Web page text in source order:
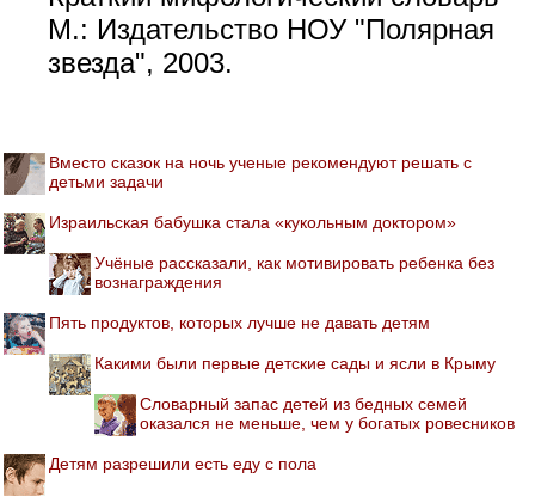
М.: Издательство НОУ "Полярная
звезда", 2003.
Вместо сказок на ночь ученые рекомендуют решать с
детьми задачи
Израильская бабушка стала «кукольным доктором»
Учёные рассказали, как мотивировать ребенка без
вознаграждения
Пять продуктов, которых лучше не давать детям
Какими были первые детские сады и ясли в Крыму
Словарный запас детей из бедных семей
оказался не меньше, чем у богатых ровесников
Детям разрешили есть еду с пола